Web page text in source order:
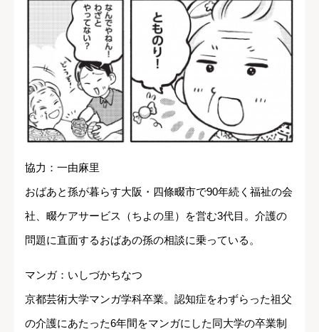
協力：一由麻里
おばあと孫が暮らす大阪・四條畷市で90年続く福祉の会
社、畷ケアサービス（ちよの里）を営む3代目。介護の
問題に直面するおばあの孫の相談に乗っている。
マンガ：いしづかちなつ
京都芸術大学マンガ学科卒業。認知症をわずらった祖父
の介護にあたった6年間をマンガにした同大学の卒業制